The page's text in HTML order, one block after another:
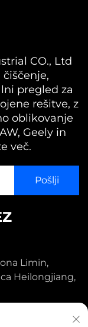
CO., Ltd
pregled za
rešitve, z
oblikovanje
Geely in
več.
Limin,
Heilongjiang,